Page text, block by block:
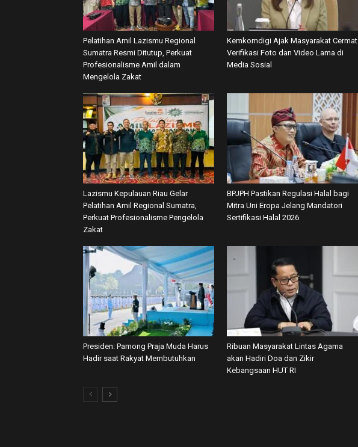
Pelatihan Amil Lazismu Regional
Sumatra Resmi Ditutup, Perkuat
Profesionalisme Amil dalam
Mengelola Zakat
Kemkomdigi Ajak Masyarakat Cermat
Verifikasi Foto dan Video Lama di
Media Sosial
Lazismu Kepulauan Riau Gelar
Pelatihan Amil Regional Sumatra,
Perkuat Profesionalisme Pengelola
Zakat
BPJPH Pastikan Regulasi Halal bagi
Mitra Uni Eropa Jelang Mandatori
Sertifikasi Halal 2026
Presiden: Pamong Praja Muda Harus
Hadir saat Rakyat Membutuhkan
Ribuan Masyarakat Lintas Agama
akan Hadiri Doa dan Zikir
Kebangsaan HUT RI